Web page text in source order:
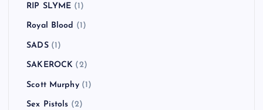
RIP SLYME (1)
Royal Blood (1)
SADS(1)
SAKEROCK (2)
Scott Murphy(1)
Sex Pistols (2)